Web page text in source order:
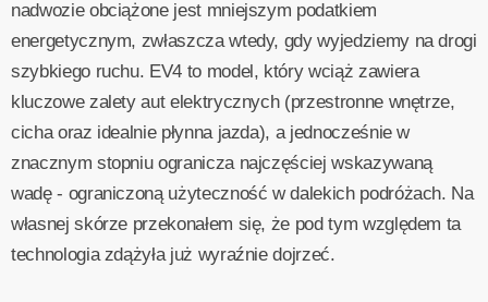
nadwozie obciążone jest mniejszym podatkiem
energetycznym, zwłaszcza wtedy, gdy wyjedziemy na drogi
szybkiego ruchu. EV4 to model, który wciąż zawiera
kluczowe zalety aut elektrycznych (przestronne wnętrze,
cicha oraz idealnie płynna jazda), a jednocześnie w
znacznym stopniu ogranicza najczęściej wskazywaną
wadę - ograniczoną użyteczność w dalekich podróżach. Na
własnej skórze przekonałem się, że pod tym względem ta
technologia zdążyła już wyraźnie dojrzeć.